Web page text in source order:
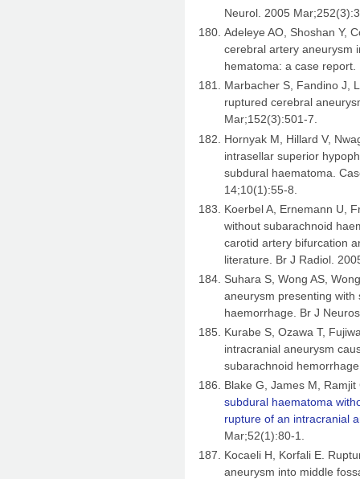
Neurol. 2005
Adeleye AO, Shoshan Y,
cerebral artery aneurysm
hematoma: a case
Marbacher S, Fandino J,
ruptured cerebral
Mar;152(3):501-7.
Hornyak M, Hillard V,
intrasellar superior
subdural haematoma.
14;10(1):55-8.
Koerbel A, Ernemann U,
without subarachnoid
carotid artery bifurcation
literature. Br J Radiol.
Suhara S, Wong AS,
aneurysm presenting
haemorrhage. Br J
Kurabe S, Ozawa T,
intracranial aneurysm
subarachnoid
Blake G, James M,
subdural haematoma
rupture of an intracranial
Mar;52(1):80-1.
Kocaeli H, Korfali E.
aneurysm into middle